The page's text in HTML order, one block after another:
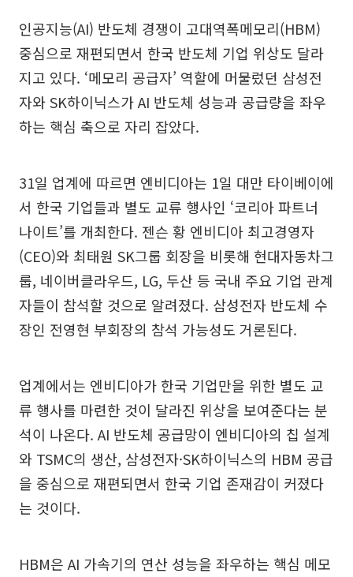
인공지능(AI) 반도체 경쟁이 고대역폭메모리(HBM)
중심으로 재편되면서 한국 반도체 기업 위상도 달라
지고 있다. ‘메모리 공급자’ 역할에 머물렀던 삼성전
자와 SK하이닉스가 AI 반도체 성능과 공급량을 좌우
하는 핵심 축으로 자리 잡았다.
31일 업계에 따르면 엔비디아는 1일 대만 타이베이에
서 한국 기업들과 별도 교류 행사인 ‘코리아 파트너
나이트’를 개최한다. 젠슨 황 엔비디아 최고경영자
(CEO)와 최태원 SK그룹 회장을 비롯해 현대자동차그
룹, 네이버클라우드, LG, 두산 등 국내 주요 기업 관계
자들이 참석할 것으로 알려졌다. 삼성전자 반도체 수
장인 전영현 부회장의 참석 가능성도 거론된다.
업계에서는 엔비디아가 한국 기업만을 위한 별도 교
류 행사를 마련한 것이 달라진 위상을 보여준다는 분
석이 나온다. AI 반도체 공급망이 엔비디아의 칩 설계
와 TSMC의 생산, 삼성전자·SK하이닉스의 HBM 공급
을 중심으로 재편되면서 한국 기업 존재감이 커졌다
는 것이다.
HBM은 AI 가속기의 연산 성능을 좌우하는 핵심 메모